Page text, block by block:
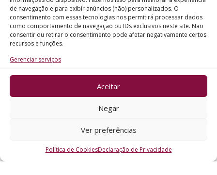
de navegação e para exibir anúncios (não) personalizados. O
consentimento com essas tecnologias nos permitirá processar dados
como comportamento de navegação ou IDs exclusivos neste site. Não
consentir ou retirar o consentimento pode afetar negativamente certos
recursos e funções.
Gerenciar serviços
Aceitar
Negar
Ver preferências
Política de CookiesDeclaração de Privacidade
Mensagem